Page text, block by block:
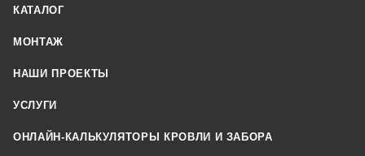
КАТАЛОГ
МОНТАЖ
НАШИ ПРОЕКТЫ
УСЛУГИ
ОНЛАЙН-КАЛЬКУЛЯТОРЫ КРОВЛИ И ЗАБОРА